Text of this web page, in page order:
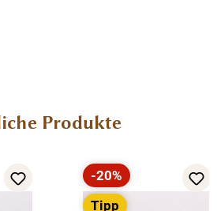
Verbindung von
Bücherregal. Dieses
auf elegante Weise
Das Bücherregal
Produkte
Rabatt
-20%
Tipp